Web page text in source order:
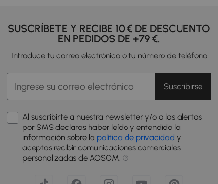
SUSCRÍBETE Y RECIBE 10 € DE DESCUENTO
EN PEDIDOS DE +79 €.
Introduce tu correo electrónico o tu número de teléfono
Suscribirse
Al suscribirte a nuestra newsletter y/o a las alertas
por SMS declaras haber leído y entendido la
información sobre la política de privacidad y
aceptas recibir comunicaciones comerciales
personalizadas de AOSOM.